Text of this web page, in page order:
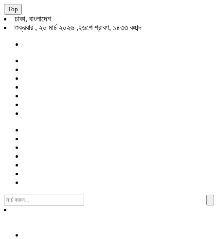
Top
ঢাকা, বাংলাদেশ
শুক্রবার , ২০ মার্চ ২০২৬ ,২৬শে শ্রাবণ, ১৪৩৩ বঙ্গাব্দ
Search
For: